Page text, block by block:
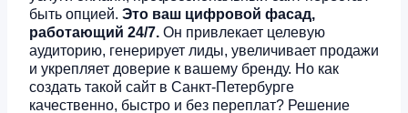
быть опцией. Это ваш цифровой фасад,
работающий 24/7. Он привлекает целевую
аудиторию, генерирует лиды, увеличивает продажи
и укрепляет доверие к вашему бренду. Но как
создать такой сайт в Санкт-Петербурге
качественно, быстро и без переплат? Решение